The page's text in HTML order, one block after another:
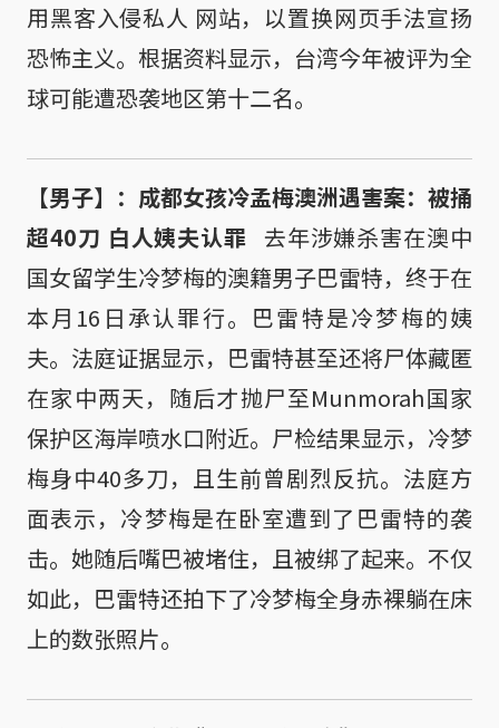
用黑客入侵私人 网站，以置换网页手法宣扬
恐怖主义。根据资料显示，台湾今年被评为全
球可能遭恐袭地区第十二名。
【男子】：成都女孩冷孟梅澳洲遇害案：被捅
超40刀 白人姨夫认罪 去年涉嫌杀害在澳中
国女留学生冷梦梅的澳籍男子巴雷特，终于在
本月16日承认罪行。巴雷特是冷梦梅的姨
夫。法庭证据显示，巴雷特甚至还将尸体藏匿
在家中两天，随后才抛尸至Munmorah国家
保护区海岸喷水口附近。尸检结果显示，冷梦
梅身中40多刀，且生前曾剧烈反抗。法庭方
面表示，冷梦梅是在卧室遭到了巴雷特的袭
击。她随后嘴巴被堵住，且被绑了起来。不仅
如此，巴雷特还拍下了冷梦梅全身赤裸躺在床
上的数张照片。